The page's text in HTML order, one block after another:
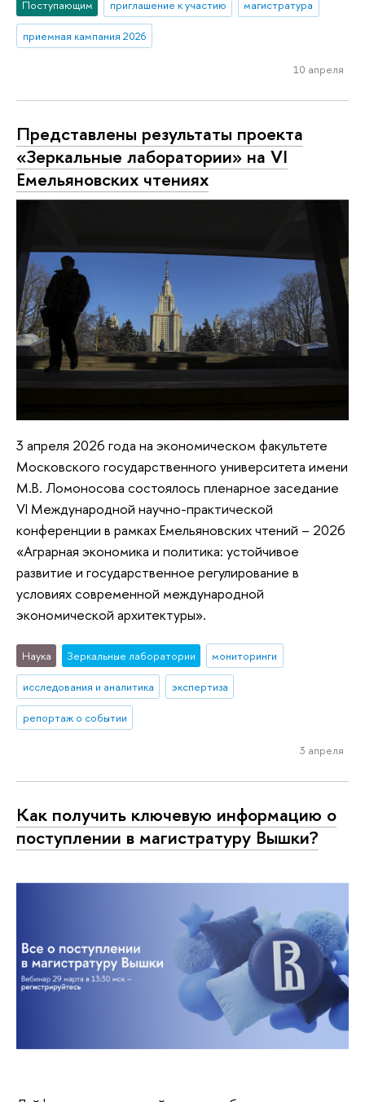
Поступающим приглашение к участию магистратура
приемная кампания 2026
10 апреля
Представлены результаты проекта
«Зеркальные лаборатории» на VI
Емельяновских чтениях
3 апреля 2026 года на экономическом факультете
Московского государственного университета имени
М.В. Ломоносова состоялось пленарное заседание
VI Международной научно-практической
конференции в рамках Емельяновских чтений – 2026
«Аграрная экономика и политика: устойчивое
развитие и государственное регулирование в
условиях современной международной
экономической архитектуры».
Наука Зеркальные лаборатории мониторинги
исследования и аналитика экспертиза
репортаж о событии
3 апреля
Как получить ключевую информацию о
поступлении в магистратуру Вышки?